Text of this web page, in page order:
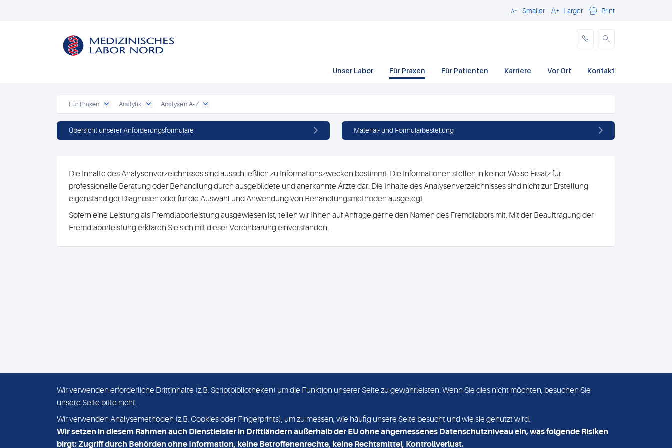
SchließenSmaller Larger Print
Unser Labor Für Praxen Für Patienten Karriere Vor Ort Kontakt
Für Praxen Analytik Analysen A-Z
Übersicht unserer Anforderungsformulare Material- und Formularbestellung
Die Inhalte des Analysenverzeichnisses sind ausschließlich zu Informationszwecken bestimmt. Die Informationen stellen in keiner Weise Ersatz für
professionelle Beratung oder Behandlung durch ausgebildete und anerkannte Ärzte dar. Die Inhalte des Analysenverzeichnisses sind nicht zur Erstellung
eigenständiger Diagnosen oder für die Auswahl und Anwendung von Behandlungsmethoden ausgelegt.
Sofern eine Leistung als Fremdlaborleistung ausgewiesen ist, teilen wir Ihnen auf Anfrage gerne den Namen des Fremdlabors mit. Mit der Beauftragung der
Fremdlaborleistung erklären Sie sich mit dieser Vereinbarung einverstanden.
IMPRESSUM
MVZ Medizinisches Labor
Nord MLN GmbH
Wir verwenden erforderliche Drittinhalte (z.B. Scriptbibliotheken) um die Funktion unserer Seite zu gewährleisten. Wenn Sie dies nicht möchten, besuchen Sie
unsere Seite bitte nicht.
Wir verwenden Analysemethoden (z.B. Cookies oder Fingerprints), um zu messen, wie häufig unsere Seite besucht und wie sie genutzt wird.
Wir setzen in diesem Rahmen auch Dienstleister in Drittländern außerhalb der EU ohne angemessenes Datenschutzniveau ein, was folgende Risiken
birgt: Zugriff durch Behörden ohne Information, keine Betroffenenrechte, keine Rechtsmittel, Kontrollverlust.